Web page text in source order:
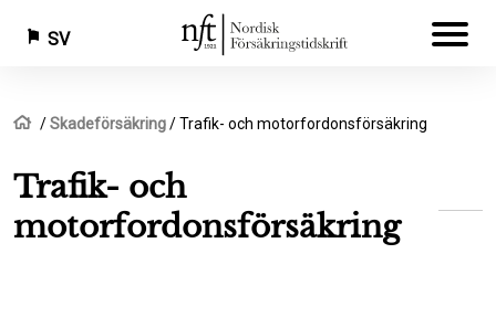
Hoppa
huvudinnehåll
SV
Länkstig
Hem
Skadeförsäkring Trafik- och motorfordonsförsäkring
Trafik- och
motorfordonsförsäkring